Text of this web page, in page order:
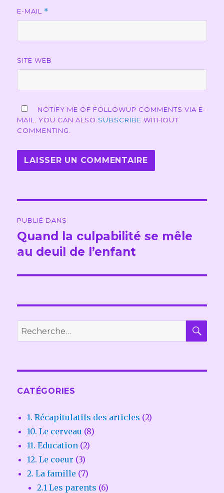
E-MAIL *
SITE WEB
NOTIFY ME OF FOLLOWUP COMMENTS VIA E-
MAIL. YOU CAN ALSO SUBSCRIBE WITHOUT
COMMENTING.
de
l’article
PUBLIÉ DANS
Quand la culpabilité se mêle
au deuil de l’enfant
Recherche
pour :
CATÉGORIES
1. Récapitulatifs des articles (2)
10. Le cerveau (8)
11. Education (2)
12. Le coeur (3)
2. La famille (7)
2.1 Les parents (6)